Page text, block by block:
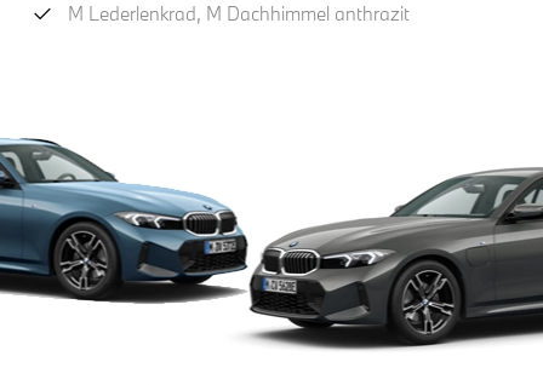
M Lederlenkrad, M Dachhimmel anthrazit